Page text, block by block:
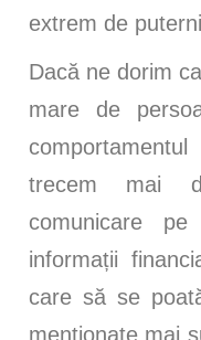
extrem de
Dacă ne dorim
mare de
trecem mai
comunicare
informații
care să se
menționate mai